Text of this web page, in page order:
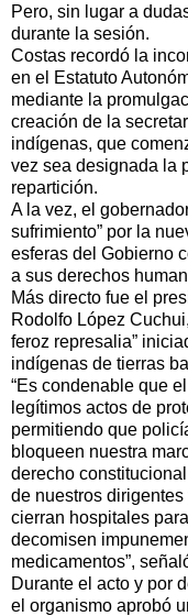
Pero, sin lugar a
durante la sesión.
Costas recordó la
en el Estatuto
mediante la
creación de la
indígenas, que
vez sea designada la
repartición.
A la vez, el
sufrimiento” por la
esferas del Gobierno
a sus derechos
Más directo fue el
Rodolfo López
feroz represalia”
indígenas de tierras
“Es condenable que
legítimos actos de
permitiendo que
bloqueen nuestra
derecho
de nuestros
cierran hospitales
decomisen
medicamentos”,
Durante el acto y por
el organismo aprobó